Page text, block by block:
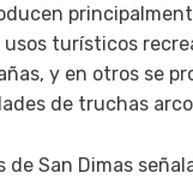
turísticos
y en otros se
de truchas
de San Dimas